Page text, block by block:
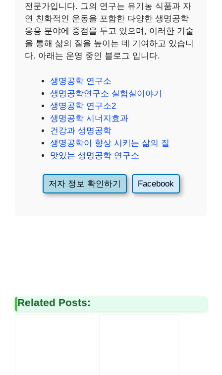
전문가입니다. 그의 연구는 유기농 식품과 자
연 친화적인 운동을 포함한 다양한 생명공학
응용 분야에 중점을 두고 있으며, 이러한 기술
을 통해 삶의 질을 높이는 데 기여하고 있습니
다. 아래는 운영 중인 블로그 입니다.
생명공학 연구소
생명공학연구소 실험실이야기
생명공학 연구소2
생명공학 시너지효과
건강과 생명공학
생명공학이 향상 시키는 삶의 질
맛있는 생명공학 연구소
저자 정보 확인하기 Facebook
Related Posts: